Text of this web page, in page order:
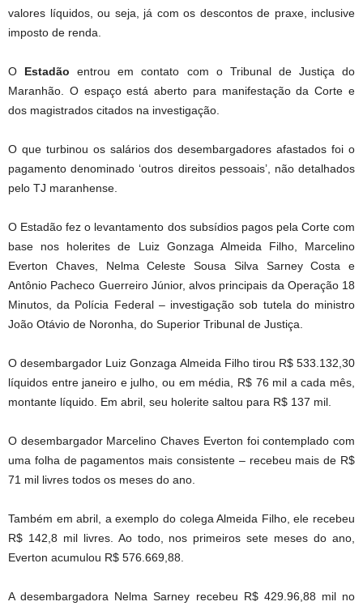
valores líquidos, ou seja, já com os descontos de praxe, inclusive
imposto de renda.
O Estadão entrou em contato com o Tribunal de Justiça do
Maranhão. O espaço está aberto para manifestação da Corte e
dos magistrados citados na investigação.
O que turbinou os salários dos desembargadores afastados foi o
pagamento denominado ‘outros direitos pessoais’, não detalhados
pelo TJ maranhense.
O Estadão fez o levantamento dos subsídios pagos pela Corte com
base nos holerites de Luiz Gonzaga Almeida Filho, Marcelino
Everton Chaves, Nelma Celeste Sousa Silva Sarney Costa e
Antônio Pacheco Guerreiro Júnior, alvos principais da Operação 18
Minutos, da Polícia Federal – investigação sob tutela do ministro
João Otávio de Noronha, do Superior Tribunal de Justiça.
O desembargador Luiz Gonzaga Almeida Filho tirou R$ 533.132,30
líquidos entre janeiro e julho, ou em média, R$ 76 mil a cada mês,
montante líquido. Em abril, seu holerite saltou para R$ 137 mil.
O desembargador Marcelino Chaves Everton foi contemplado com
uma folha de pagamentos mais consistente – recebeu mais de R$
71 mil livres todos os meses do ano.
Também em abril, a exemplo do colega Almeida Filho, ele recebeu
R$ 142,8 mil livres. Ao todo, nos primeiros sete meses do ano,
Everton acumulou R$ 576.669,88.
A desembargadora Nelma Sarney recebeu R$ 429.96,88 mil no